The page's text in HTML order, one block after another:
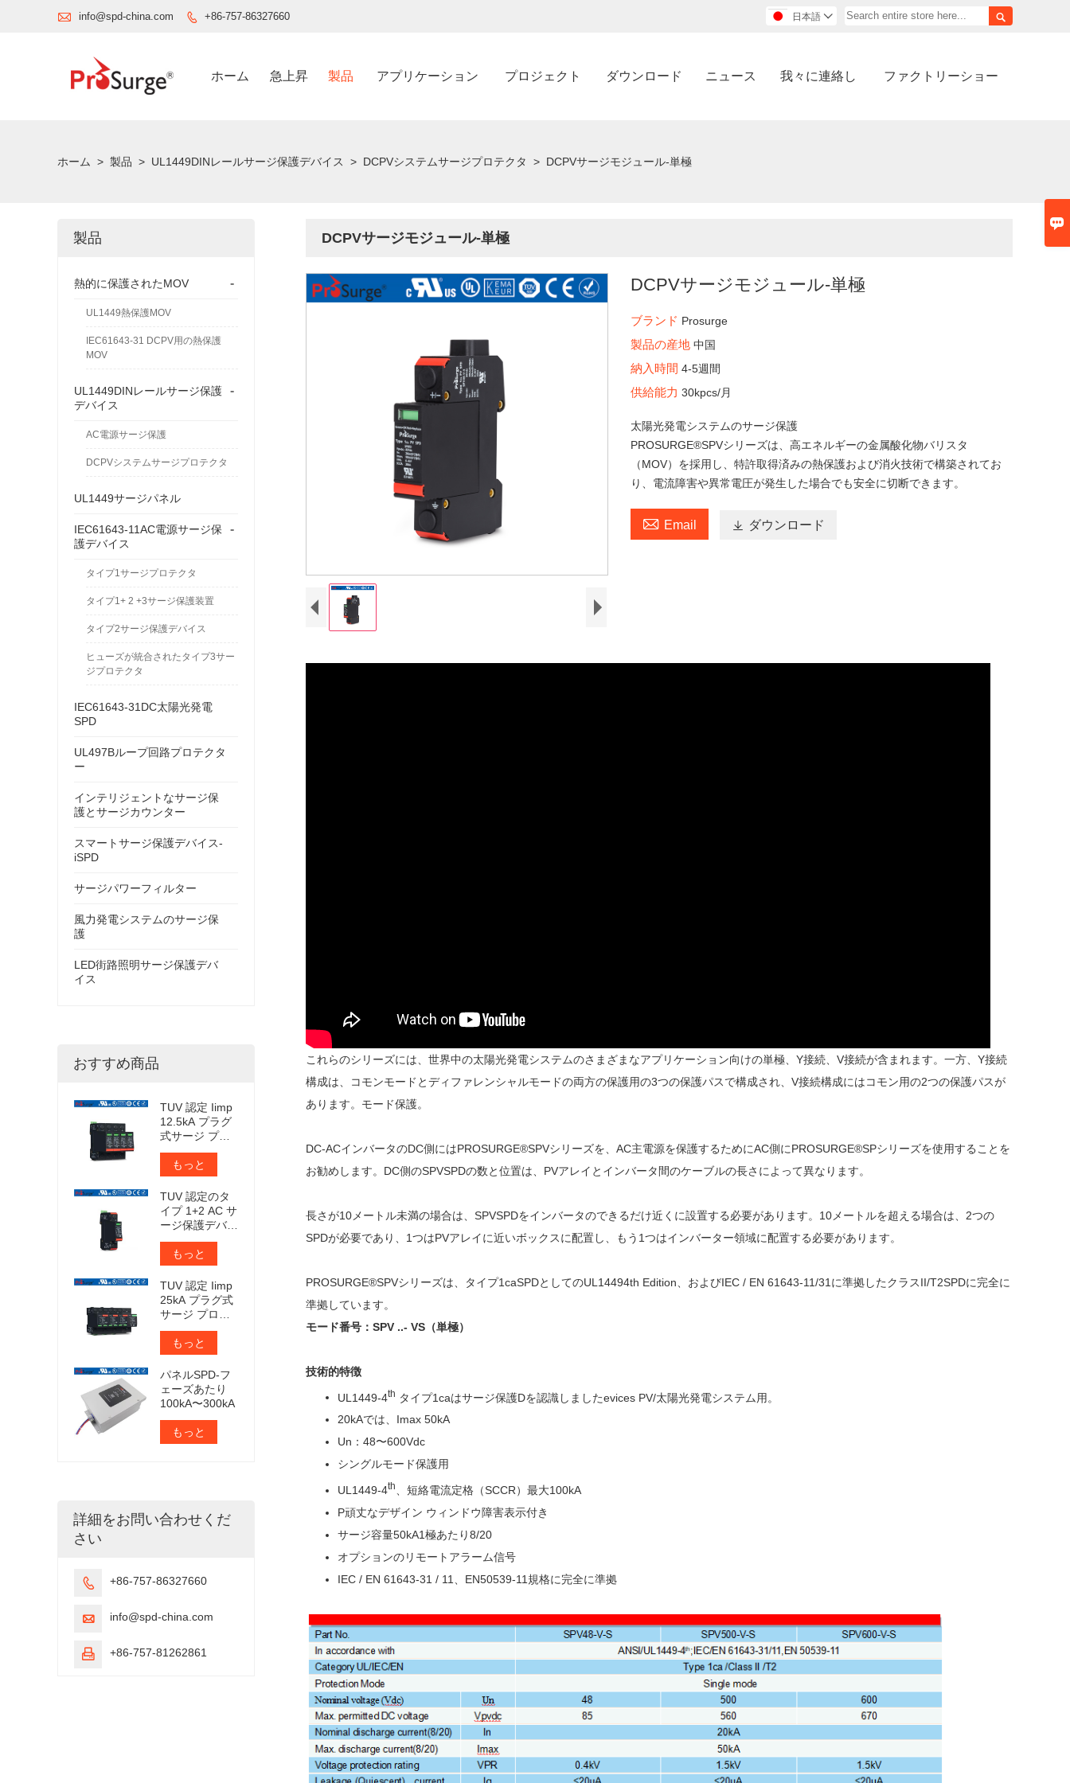

 info@spd-china.com  +86-757-86327660 
日本語 
ホーム 急上昇 製品 アプリケーション プロジェクト ダウンロード ニュース 我々に連絡し ファクトリーショー
ホーム > 製品 > UL1449DINレールサージ保護デバイス > DCPVシステムサージプロテクタ > DCPVサージモジュール-単極
DCPVサージモジュール-単極
DCPVサージモジュール-単極
ブランド Prosurge
製品の産地中国
納入時間4-5週間
供給能力30kpcs/月
太陽光発電システムのサージ保護
PROSURGE®SPVシリーズは、高エネルギーの金属酸化物バリスタ
（MOV）を採用し、特許取得済みの熱保護および消火技術で構築されてお
り、電流障害や異常電圧が発生した場合でも安全に切断できます。
 Email  ダウンロード
これらのシリーズには、世界中の太陽光発電システムのさまざまなアプリケーション向けの単極、Y接続、V接続が含まれます。一方、Y接続
構成は、コモンモードとディファレンシャルモードの両方の保護用の3つの保護パスで構成され、V接続構成にはコモン用の2つの保護パスが
あります。モード保護。
DC-ACインバータのDC側にはPROSURGE®SPVシリーズを、AC主電源を保護するためにAC側にPROSURGE®SPシリーズを使用することを
お勧めします。DC側のSPVSPDの数と位置は、PVアレイとインバータ間のケーブルの長さによって異なります。
長さが10メートル未満の場合は、SPVSPDをインバータのできるだけ近くに設置する必要があります。10メートルを超える場合は、2つの
SPDが必要であり、1つはPVアレイに近いボックスに配置し、もう1つはインバーター領域に配置する必要があります。
PROSURGE®SPVシリーズは、タイプ1caSPDとしてのUL14494th Edition、およびIEC / EN 61643-11/31に準拠したクラスII/T2SPDに完全に
準拠しています。
モード番号：SPV ..- VS（単極）
技術的特徴
UL1449-4th タイプ1caはサージ保護Dを認識しましたevices PV/太陽光発電システム用。
20kAでは、Imax 50kA
Un：48〜600Vdc
シングルモード保護用
UL1449-4th 短絡電流定格（SCCR）最大100kA
P頑丈なデザイン ウィンドウ障害表示付き
サージ容量50kA1極あたり8/20
オプションのリモートアラーム信号
IEC / EN 61643-31 / 11、EN50539-11規格に完全に準拠
製品
-
熱的に保護されたMOV
UL1449熱保護MOV
IEC61643-31 DCPV用の熱保護
MOV
-
UL1449DINレールサージ保護
デバイス
AC電源サージ保護
DCPVシステムサージプロテクタ
UL1449サージパネル
-
IEC61643-11AC電源サージ保
護デバイス
タイプ1サージプロテクタ
タイプ1+ 2 +3サージ保護装置
タイプ2サージ保護デバイス
ヒューズが統合されたタイプ3サー
ジプロテクタ
IEC61643-31DC太陽光発電
SPD
UL497Bループ回路プロテクタ
ー
インテリジェントなサージ保
護とサージカウンター
スマートサージ保護デバイス-
iSPD
サージパワーフィルター
風力発電システムのサージ保
護
LED街路照明サージ保護デバ
イス
おすすめ商品
TUV 認定 Iimp
12.5kA プラグ
式サージ プロ
テクタ
もっと
TUV 認定のタ
イプ 1+2 AC サ
ージ保護デバイ
ス
もっと
TUV 認定 Iimp
25kA プラグ式
サージ プロテ
クタ
もっと
パネルSPD-フ
ェーズあたり
100kA〜300kA
もっと
詳細をお問い合わせくだ
さい
 +86-757-86327660
 info@spd-china.com
 +86-757-81262861